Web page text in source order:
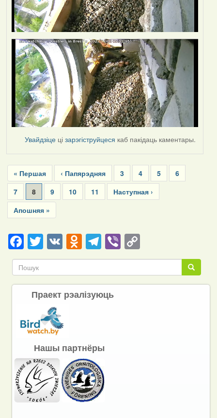
Увайдзіце цізарэгіструйцеся каб пакідаць каментары.
Pagination
First
page
« Першая
Previous
page
‹ Папярэдняя Page
3 Page
4 Page
5 Page
6
Page
7
Current
page
8 Page
9 Page
10 Page
11
Next
page
Наступная ›
Last
page
Апошняя »
Facebook
Twitter
VKOdnoklassniki
Telegram
ViberCopy
Link Пошук
Пошук
Праект рэалізуюць
Нашы партнёры